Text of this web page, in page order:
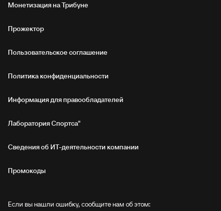
Монетизация на Трибуне
Прожектор
Пользовательское соглашение
Политика конфиденциальности
Информация для правообладателей
Лаборатория Спортса"
Сведения об ИТ‑деятельности компании
Промокоды
Если вы нашли ошибку, сообщите нам об этом: